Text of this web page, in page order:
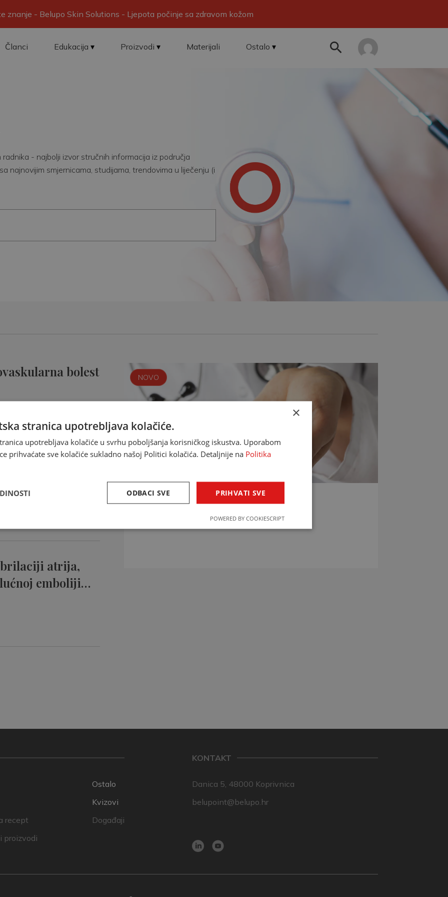
znanje - Belupo Skin Solutions - Ljepota počinje sa zdravom kožom
Članci Edukacija Proizvodi Materijali Ostalo
- najbolji izvor stručnih informacija iz područja
najnovijim smjernicama, studijama, trendovima u liječenju (i
bolest
atrija,
emboliji…
NOVO
INTERAKCIJE LIJEKOVA
Provjerite interakcije lijekova u svega par klikova!
recept
proizvodi
Ostalo
Kvizovi
Događaji
KONTAKT
Danica 5, 48000 Koprivnica
belupoint@belupo.hr
×
stranica upotrebljava kolačiće.
upotrebljava kolačiće u svrhu poboljšanja korisničkog iskustva. Uporabom
prihvaćate sve kolačiće sukladno našoj Politici kolačića. Detaljnije na Politika
PRIHVATI SVE
ODBACI SVE
POWERED BY COOKIESCRIPT